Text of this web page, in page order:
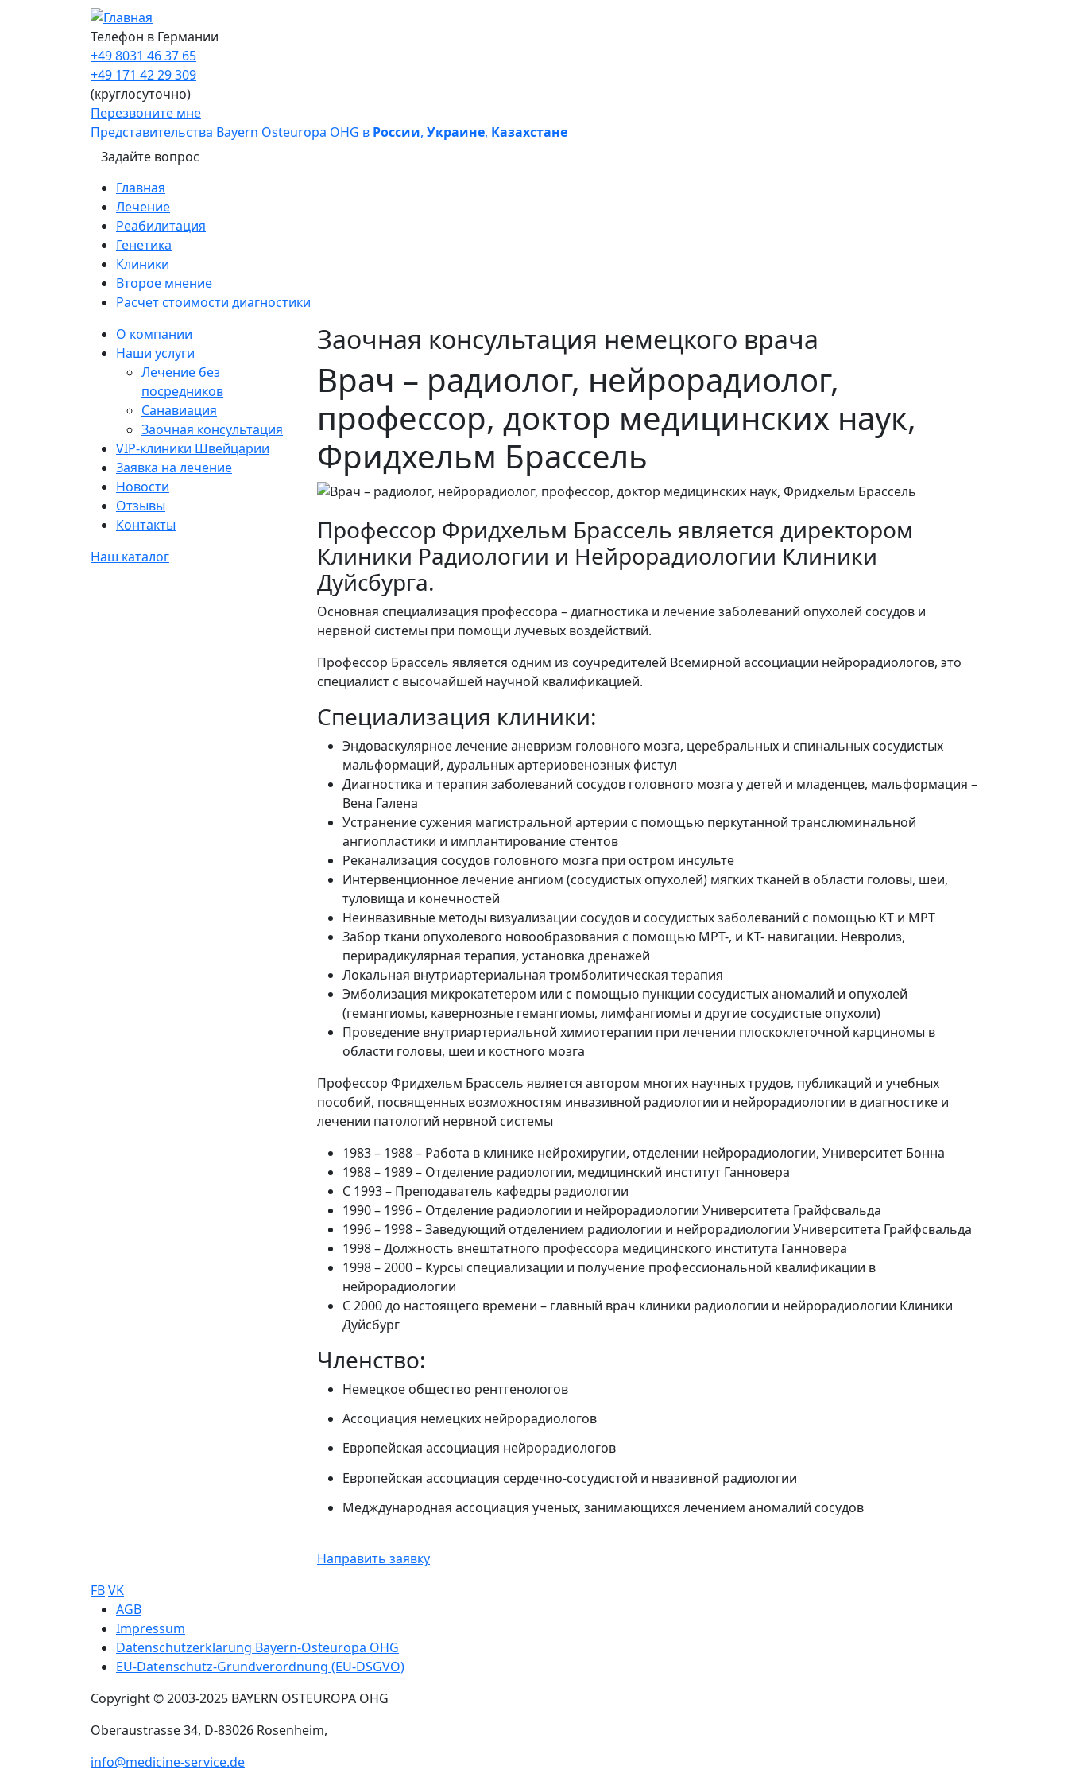
Перейти к основному содержанию
Телефон в Германии
+49 8031 46 37 65
+49 171 42 29 309
(круглосуточно)
Перезвоните мне
Представительства Bayern Osteuropa OHG в России, Украине, Казахстане
Задайте вопрос
Main navigation
Главная
Лечение
Реабилитация
Генетика
Клиники
Второе мнение
Расчет стоимости диагностики
Sidebar
О компании
Наши услуги
Лечение без
посредников
Санавиация
Заочная консультация
VIP-клиники Швейцарии
Заявка на лечение
Новости
Отзывы
Контакты
Наш каталог
Заочная консультация немецкого врача
Врач – радиолог, нейрорадиолог,
профессор, доктор медицинских наук,
Фридхельм Брассель
Профессор Фридхельм Брассель является директором
Клиники Радиологии и Нейрорадиологии Клиники
Дуйсбурга.
Основная специализация профессора – диагностика и лечение заболеваний опухолей сосудов и
нервной системы при помощи лучевых воздействий.
Профессор Брассель является одним из соучредителей Всемирной ассоциации нейрорадиологов, это
специалист с высочайшей научной квалификацией.
Специализация клиники:
Эндоваскулярное лечение аневризм головного мозга, церебральных и спинальных сосудистых
мальформаций, дуральных артериовенозных фистул
Диагностика и терапия заболеваний сосудов головного мозга у детей и младенцев, мальформация –
Вена Галена
Устранение сужения магистральной артерии с помощью перкутанной транслюминальной
ангиопластики и имплантирование стентов
Реканализация сосудов головного мозга при остром инсульте
Интервенционное лечение ангиом (сосудистых опухолей) мягких тканей в области головы, шеи,
туловища и конечностей
Неинвазивные методы визуализации сосудов и сосудистых заболеваний с помощью КТ и МРТ
Забор ткани опухолевого новообразования с помощью МРТ-, и КТ- навигации. Невролиз,
перирадикулярная терапия, установка дренажей
Локальная внутриартериальная тромболитическая терапия
Эмболизация микрокатетером или с помощью пункции сосудистых аномалий и опухолей
(гемангиомы, кавернозные гемангиомы, лимфангиомы и другие сосудистые опухоли)
Проведение внутриартериальной химиотерапии при лечении плоскоклеточной карциномы в
области головы, шеи и костного мозга
Профессор Фридхельм Брассель является автором многих научных трудов, публикаций и учебных
пособий, посвященных возможностям инвазивной радиологии и нейрорадиологии в диагностике и
лечении патологий нервной системы
1983 – 1988 – Работа в клинике нейрохиругии, отделении нейрорадиологии, Университет Бонна
1988 – 1989 – Отделение радиологии, медицинский институт Ганновера
С 1993 – Преподаватель кафедры радиологии
1990 – 1996 – Отделение радиологии и нейрорадиологии Университета Грайфсвальда
1996 – 1998 – Заведующий отделением радиологии и нейрорадиологии Университета Грайфсвальда
1998 – Должность внештатного профессора медицинского института Ганновера
1998 – 2000 – Курсы специализации и получение профессиональной квалификации в
нейрорадиологии
С 2000 до настоящего времени – главный врач клиники радиологии и нейрорадиологии Клиники
Дуйсбург
Членство:
Немецкое общество рентгенологов
Ассоциация немецких нейрорадиологов
Европейская ассоциация нейрорадиологов
Европейская ассоциация сердечно-сосудистой и нвазивной радиологии
Медждународная ассоциация ученых, занимающихся лечением аномалий сосудов
Направить заявку
FBVK
Sub footer
AGB
Impressum
Datenschutzerklarung Bayern-Osteuropa OHG
EU-Datenschutz-Grundverordnung (EU-DSGVO)
Copyright © 2003-2025 BAYERN OSTEUROPA OHG
Oberaustrasse 34, D-83026 Rosenheim,
info@medicine-service.de